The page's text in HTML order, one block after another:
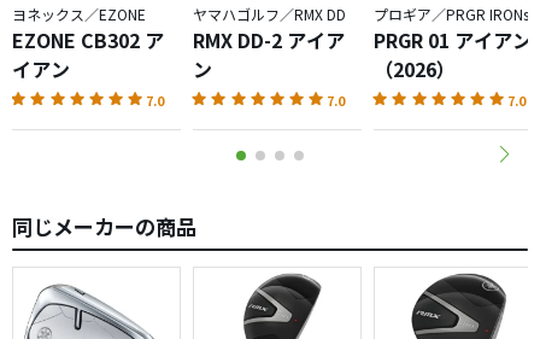
ヨネックス／EZONE
EZONE CB302 ア
イアン
7.0
ヤマハゴルフ／RMX DD
RMX DD-2 アイア
ン
7.0
プロギア／PRGR IRONs
PRGR 01 アイアン
（2026）
7.0
同じメーカーの商品